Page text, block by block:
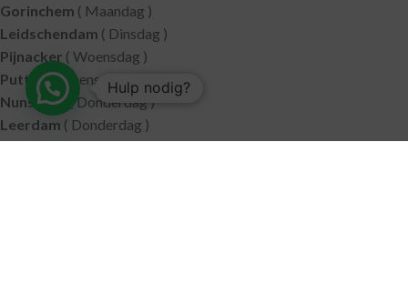
Gorinchem ( Maandag )
Leidschendam ( Dinsdag )
Pijnacker ( Woensdag )
Putten( Woensdag )
Nunspeet( Donderdag )
Leerdam ( Donderdag )
Geldermalsen( Vrijdag )
Hulp nodig?